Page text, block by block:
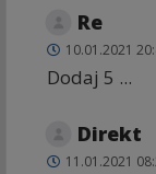
Re
10.01.2021
Dodaj 5 ...
Direkt
11.01.2021